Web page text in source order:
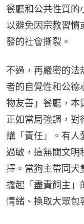
餐廳和公共性質的
以避免因宗教習慣
發的社會撕裂。
不過，再嚴密的法
者的自覺性和公德
物友善」餐廳，本
正如當局強調，對
講「責任」。有人
過敏，這無關文明
擇。當狗主帶同犬
擔起「盡責飼主」
情緒、換取大眾包